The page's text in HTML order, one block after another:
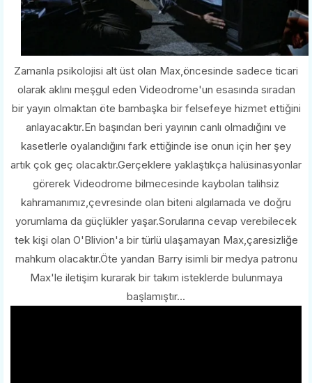
Zamanla psikolojisi alt üst olan Max,öncesinde sadece ticari
olarak aklını meşgul eden Videodrome'un esasında sıradan
bir yayın olmaktan öte bambaşka bir felsefeye hizmet ettiğini
anlayacaktır.En başından beri yayının canlı olmadığını ve
kasetlerle oyalandığını fark ettiğinde ise onun için her şey
artık çok geç olacaktır.Gerçeklere yaklaştıkça halüsinasyonlar
görerek Videodrome bilmecesinde kaybolan talihsiz
kahramanımız,çevresinde olan biteni algılamada ve doğru
yorumlama da güçlükler yaşar.Sorularına cevap verebilecek
tek kişi olan O'Blivion'a bir türlü ulaşamayan Max,çaresizliğe
mahkum olacaktır.Öte yandan Barry isimli bir medya patronu
Max'le iletişim kurarak bir takım isteklerde bulunmaya
başlamıştır...